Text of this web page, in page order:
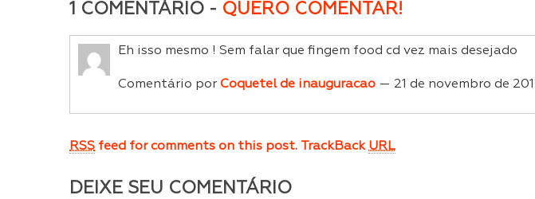
1 COMENTÁRIO - QUERO COMENTAR!
Eh isso mesmo ! Sem falar que fingem food cd vez mais desejado
Comentário por Coquetel de inauguracao — 21 de novembro de
RSS feed for comments on this post. TrackBack URL
DEIXE SEU COMENTÁRIO